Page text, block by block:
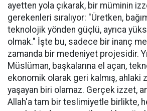
ayetten yola çıkarak, bir müminin
gerekenleri sıralıyor: "Üretken,
teknolojik yönden güçlü, ayrıca
olmak." İşte bu, sadece bir inanç
zamanda bir medeniyet projesidir.
Müslüman, başkalarına el açan,
ekonomik olarak geri kalmış, ahlaki
yaşayan biri olamaz. Gerçek izzet,
Allah'a tam bir teslimiyetle birlikte,